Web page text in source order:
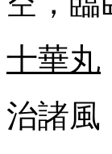
十華丸
治諸風